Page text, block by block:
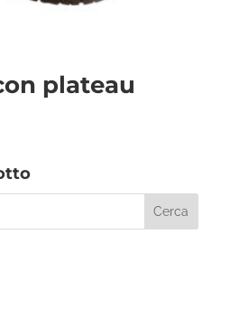
plateau